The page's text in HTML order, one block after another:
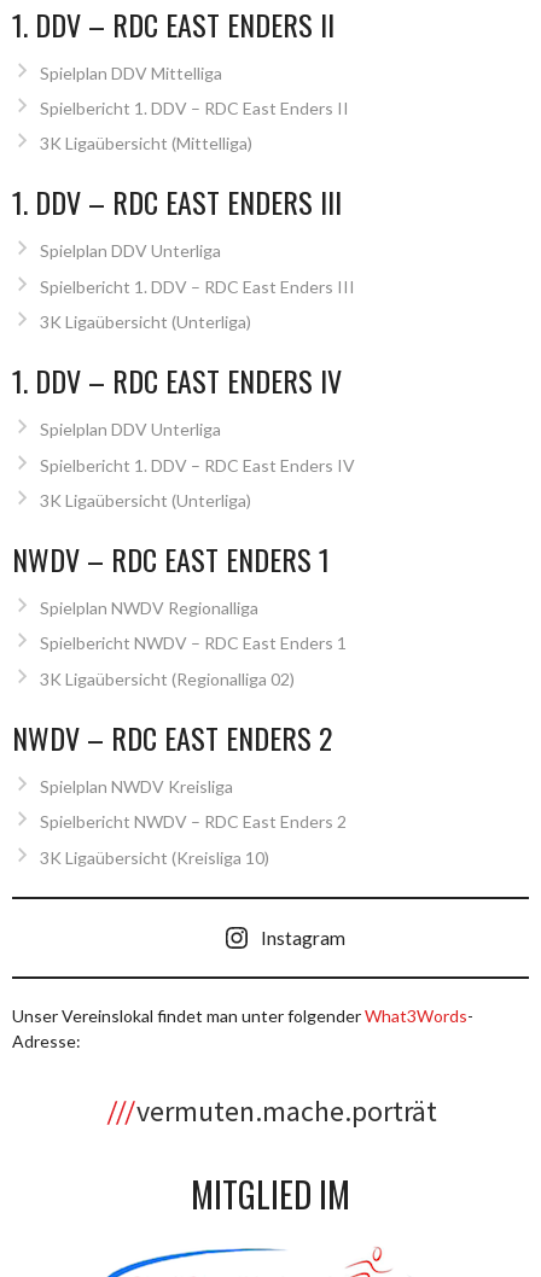
1. DDV – RDC EAST ENDERS II
Spielplan DDV Mittelliga
Spielbericht 1. DDV – RDC East Enders II
3K Ligaübersicht (Mittelliga)
1. DDV – RDC EAST ENDERS III
Spielplan DDV Unterliga
Spielbericht 1. DDV – RDC East Enders III
3K Ligaübersicht (Unterliga)
1. DDV – RDC EAST ENDERS IV
Spielplan DDV Unterliga
Spielbericht 1. DDV – RDC East Enders IV
3K Ligaübersicht (Unterliga)
NWDV – RDC EAST ENDERS 1
Spielplan NWDV Regionalliga
Spielbericht NWDV – RDC East Enders 1
3K Ligaübersicht (Regionalliga 02)
NWDV – RDC EAST ENDERS 2
Spielplan NWDV Kreisliga
Spielbericht NWDV – RDC East Enders 2
3K Ligaübersicht (Kreisliga 10)
Instagram
Unser Vereinslokal findet man unter folgenderWhat3Words-
Adresse:
vermuten.mache.porträt
MITGLIED IM